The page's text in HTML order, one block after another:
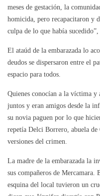
meses de gestación, la
homicida, pero recapacitaron y
culpa de lo que había
El ataúd de la embarazada lo
deudos se dispersaron entre el
espacio para todos.
Quienes conocían a la víctima y
juntos y eran amigos desde la
su novia paguen por lo que
repetía Delci Borrero, abuela
versiones del crimen.
La madre de la embarazada la
sus compañeros de Mercamara.
esquina del local tuvieron un